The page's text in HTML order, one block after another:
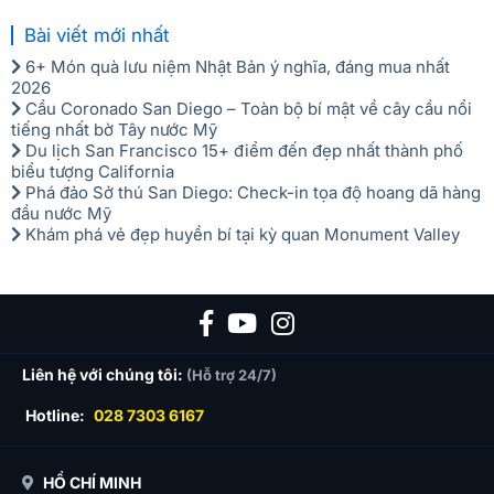
Làng cổ Oshino Hakkai - Ảnh minh họa
thức tắm thư giãn trong dòng suối nước nóng được dẫn trực
Ngày 4: Phú Sĩ – Nagoya (Ăn 3 bữa)
Sáng:
Du khách dùng bữa sáng tại khách sạn, sau đó, đoàn
nhận. Việc hủy bỏ qua điện thoại không được chấp
thuận (Xin lưu ý các ngày nêu trên chỉ tính theo ngày
làm việc).
Bài viết mới nhất
6+ Món quà lưu niệm Nhật Bản ý nghĩa, đáng mua nhất
2026
Cầu Coronado San Diego – Toàn bộ bí mật về cây cầu nổi
tiếng nhất bờ Tây nước Mỹ
Du lịch San Francisco 15+ điểm đến đẹp nhất thành phố
biểu tượng California
Phá đảo Sở thú San Diego: Check-in tọa độ hoang dã hàng
đầu nước Mỹ
Khám phá vẻ đẹp huyền bí tại kỳ quan Monument Valley
Liên hệ với chúng tôi: (Hỗ trợ 24/7)
Hotline: 028 7303 6167
HỒ CHÍ MINH